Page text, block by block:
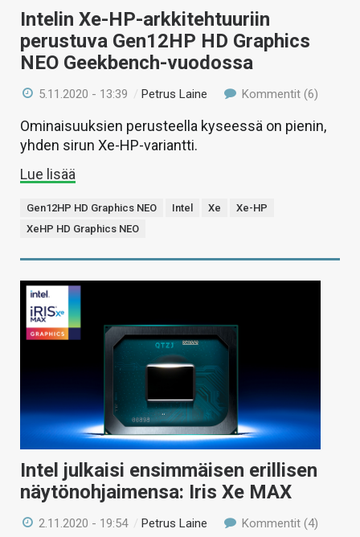
Intelin Xe-HP-arkkitehtuuriin
perustuva Gen12HP HD Graphics
NEO Geekbench-vuodossa
5.11.2020 - 13:39 /Petrus Laine Kommentit (6)
Ominaisuuksien perusteella kyseessä on pienin,
yhden sirun Xe-HP-variantti.
Lue lisää
Gen12HP HD Graphics NEO Intel Xe
Xe-HP
XeHP HD Graphics NEO
Intel julkaisi ensimmäisen erillisen
näytönohjaimensa: Iris Xe MAX
2.11.2020 - 19:54 / Petrus Laine Kommentit (4)